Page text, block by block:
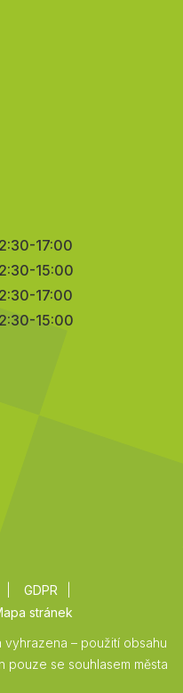
17:00
15:00
17:00
15:00
GDPR
stránek
– použití obsahu
pouze se souhlasem města